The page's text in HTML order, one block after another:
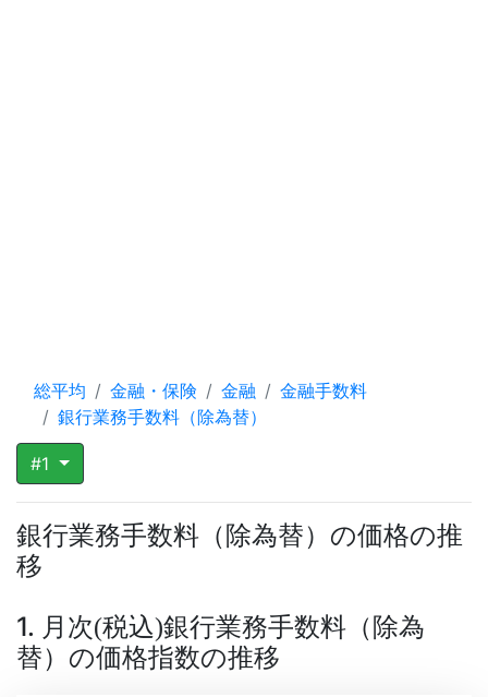
総平均 金融・保険 金融
金融手数料
銀行業務手数料（除為替）
#1
銀行業務手数料（除為替）の価格の推
移
1. 月次(税込)銀行業務手数料（除為
替）の価格指数の推移